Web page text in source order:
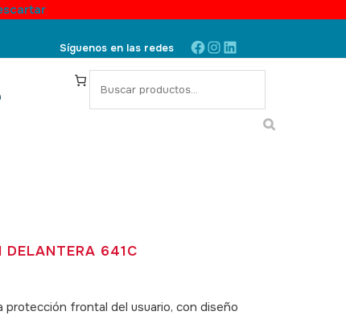
Síguenos en las redes Facebook
Instagram
LinkedIn
S
DELANTERA 641C
protección frontal del usuario, con diseño